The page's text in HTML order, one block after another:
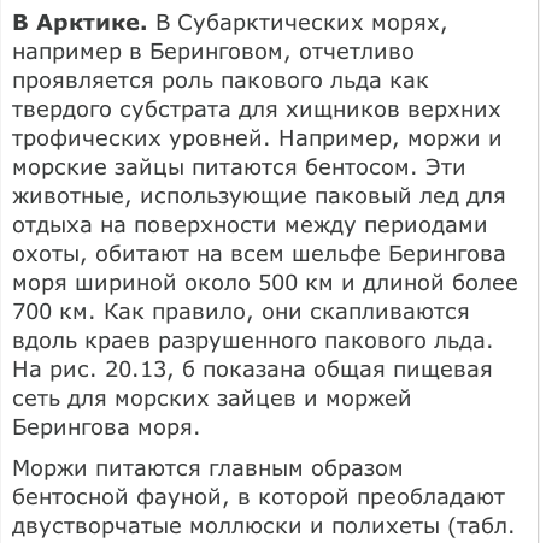
В Арктике. В Субарктических морях,
например в Беринговом, отчетливо
проявляется роль пакового льда как
твердого субстрата для хищников верхних
трофических уровней. Например, моржи и
морские зайцы питаются бентосом. Эти
животные, использующие паковый лед для
отдыха на поверхности между периодами
охоты, обитают на всем шельфе Берингова
моря шириной около 500 км и длиной более
700 км. Как правило, они скапливаются
вдоль краев разрушенного пакового льда.
На рис. 20.13, б показана общая пищевая
сеть для морских зайцев и моржей
Берингова моря.
Моржи питаются главным образом
бентосной фауной, в которой преобладают
двустворчатые моллюски и полихеты (табл.